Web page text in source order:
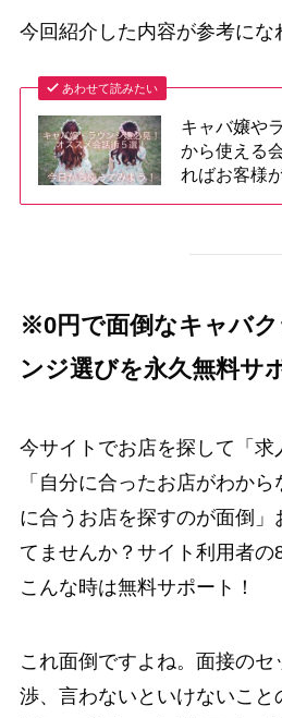
今回紹介した内容が参考にな
あわせて読みたい
キャバ嬢や
から使える
ればお客様
※0円で面倒なキャバク
ンジ選びを永久無料サ
今サイトでお店を探して「求
「自分に合ったお店がわか
に合うお店を探すのが面倒」
てませんか？サイト利用者の
こんな時は無料サポート！
これ面倒ですよね。面接の
渉、言わないといけないこと